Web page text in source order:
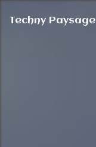
Techny Paysage